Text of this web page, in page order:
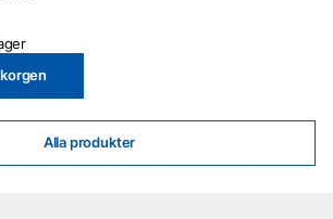
Alla produkter